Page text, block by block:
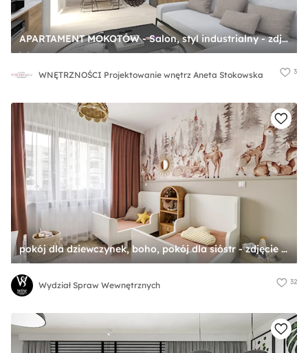
APARTAMENT MOKOTÓW - Salon, styl industrialny - zdjęcie od WNĘTRZNOŚCI Projektowanie wnętrz Aneta Stokowska
WNĘTRZNOŚCI Projektowanie wnętrz Aneta Stokowska 3
pokój dla dziewczynek, boho, pokój dla sióstr - zdjęcie od Wydział Spraw Wewnętrznych
Wydział Spraw Wewnętrznych 32